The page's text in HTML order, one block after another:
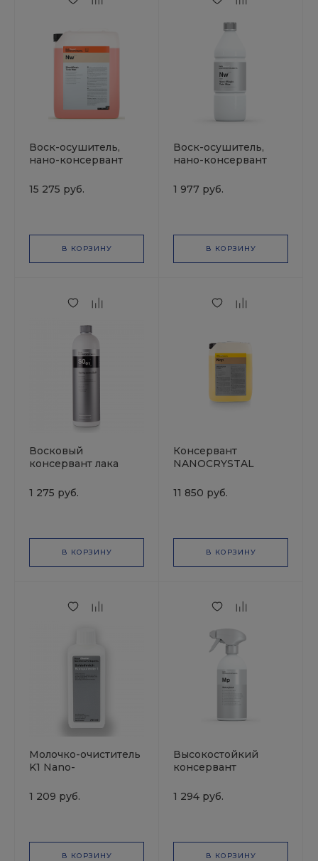
Воск-осушитель,
нано-консервант
WAX 10л KochChemie
15 275 руб.
В КОРЗИНУ
Воск-осушитель,
нано-консервант
WAX 1л KochChemie
1 977 руб.
В КОРЗИНУ
Восковый
консервант лака
1кг KochChemie
1 275 руб.
В КОРЗИНУ
Консервант
NANOCRYSTAL
KochChemie
11 850 руб.
В КОРЗИНУ
Молочко-очиститель
K1 Nano-
250мл KochChemie
1 209 руб.
В КОРЗИНУ
Высокостойкий
консервант
MOTORPLAST
аэрозоль 0,5л
1 294 руб.
В КОРЗИНУ